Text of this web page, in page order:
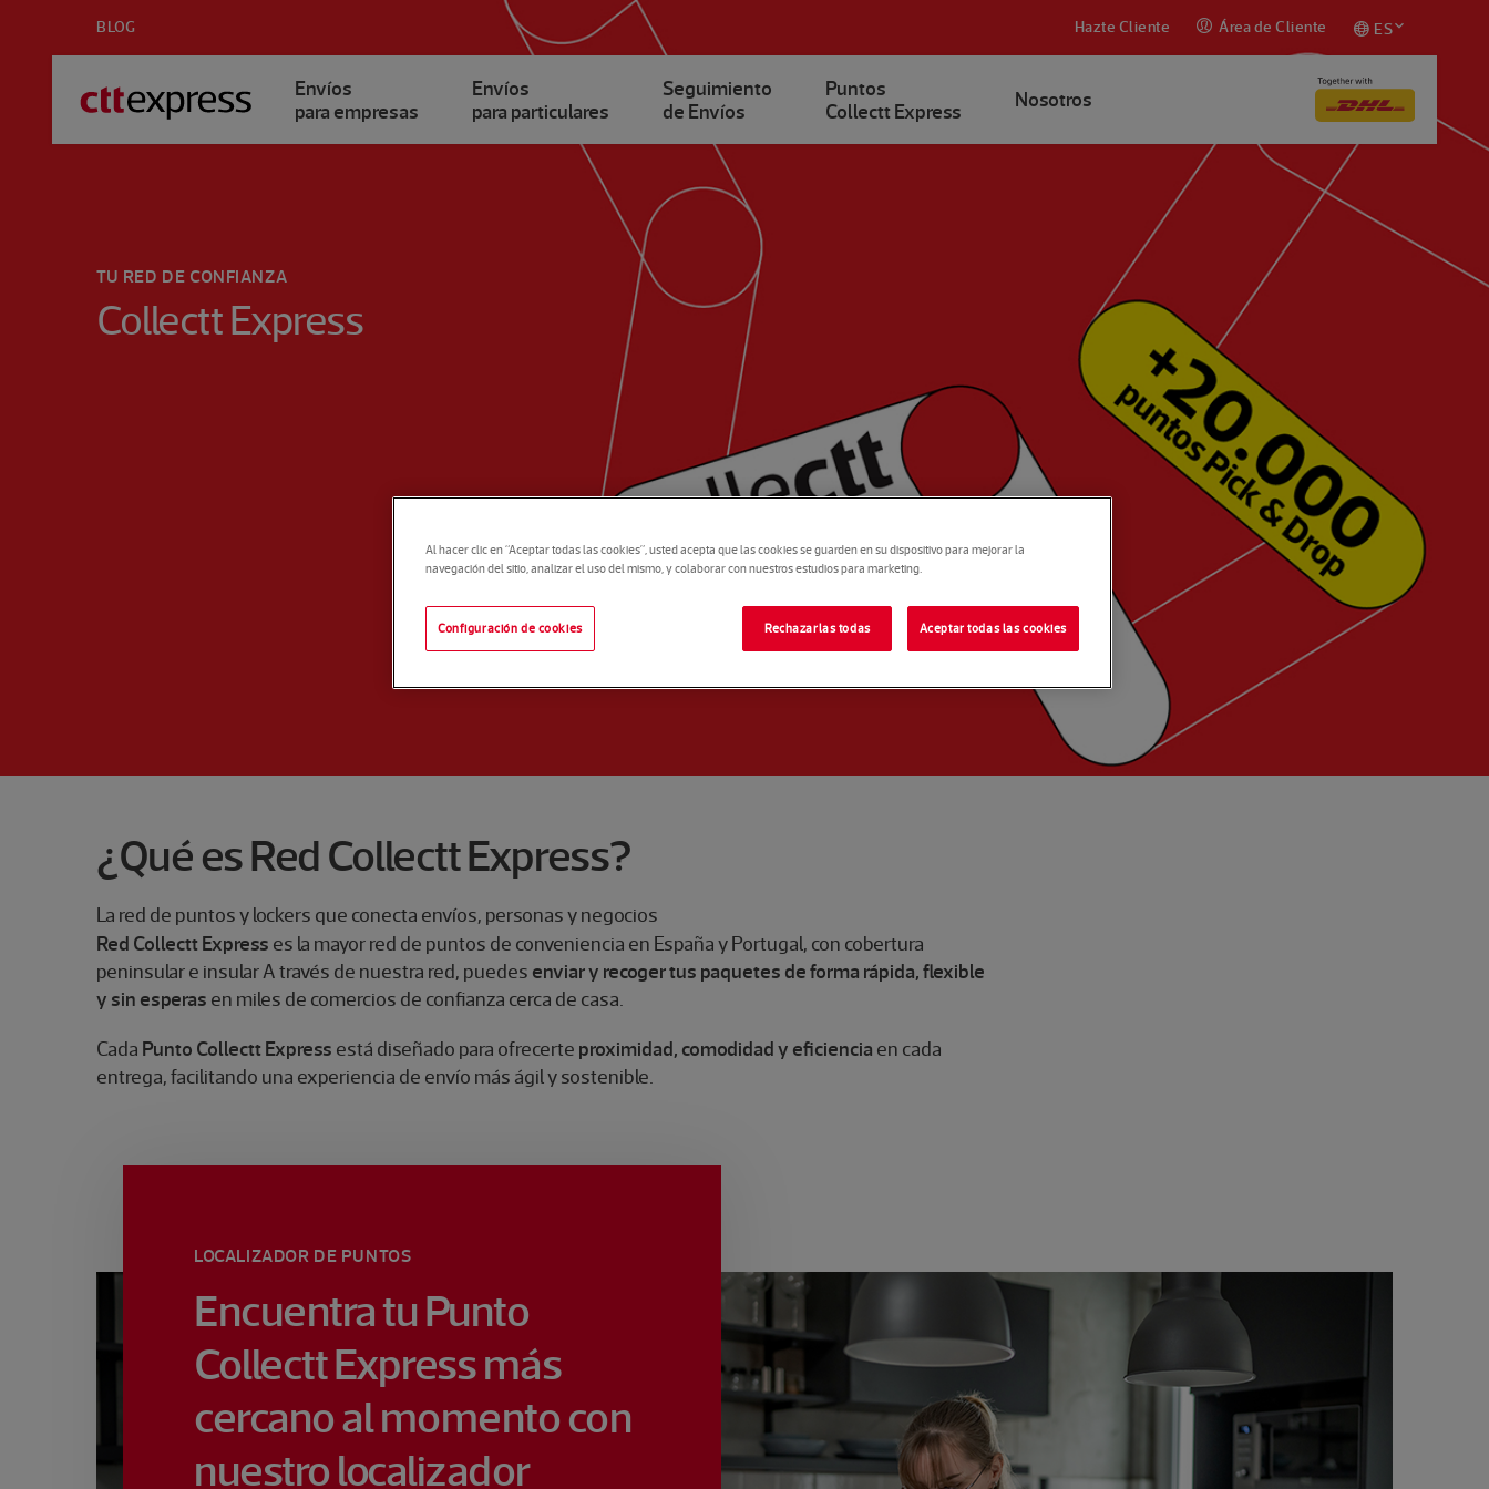
Envíos
para empresas
Envíos
para particulares
Seguimiento
de Envíos
Puntos
Collectt Express
Nosotros
BLOG ES
Área de Cliente
Hazte Cliente
TU RED DE CONFIANZA
Collectt Express
¿Qué es Red Collectt Express?
La red de puntos y lockers que conecta envíos, personas y negocios
Red Collectt Express es la mayor red de puntos de conveniencia en España y Portugal, con cobertura
peninsular e insular A través de nuestra red, puedes enviar y recoger tus paquetes de forma rápida, flexible
y sin esperas en miles de comercios de confianza cerca de casa.​
Cada Punto Collectt Express está diseñado para ofrecerte proximidad, comodidad y eficiencia en cada
entrega, facilitando una experiencia de envío más ágil y sostenible.
LOCALIZADOR DE PUNTOS
Encuentra tu Punto
Collectt Express más
cercano al momento con
nuestro localizador
Al hacer clic en “Aceptar todas las cookies”, usted acepta que las cookies se guarden en su dispositivo para mejorar la
navegación del sitio, analizar el uso del mismo, y colaborar con nuestros estudios para marketing.
Configuración de cookies Rechazarlas todas Aceptar todas las cookies